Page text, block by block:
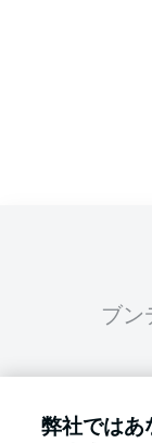
ブン
ファ
スター
弊社ではあ